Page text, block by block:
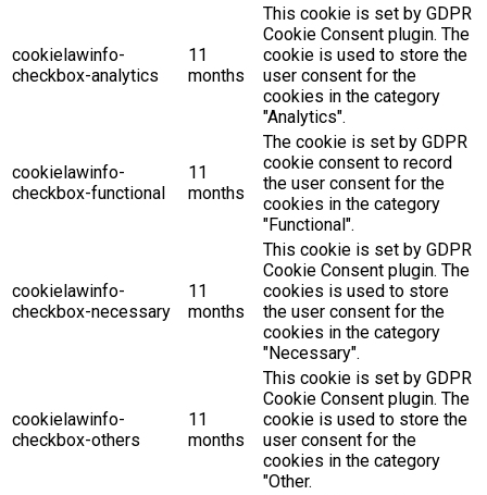
cookielawinfo-
checkbox-analytics
11
months
This cookie is set by GDPR
Cookie Consent plugin. The
cookie is used to store the
user consent for the
cookies in the category
"Analytics".
cookielawinfo-
checkbox-functional
11
months
The cookie is set by GDPR
cookie consent to record
the user consent for the
cookies in the category
"Functional".
cookielawinfo-
checkbox-necessary
11
months
This cookie is set by GDPR
Cookie Consent plugin. The
cookies is used to store
the user consent for the
cookies in the category
"Necessary".
cookielawinfo-
checkbox-others
11
months
This cookie is set by GDPR
Cookie Consent plugin. The
cookie is used to store the
user consent for the
cookies in the category
"Other.